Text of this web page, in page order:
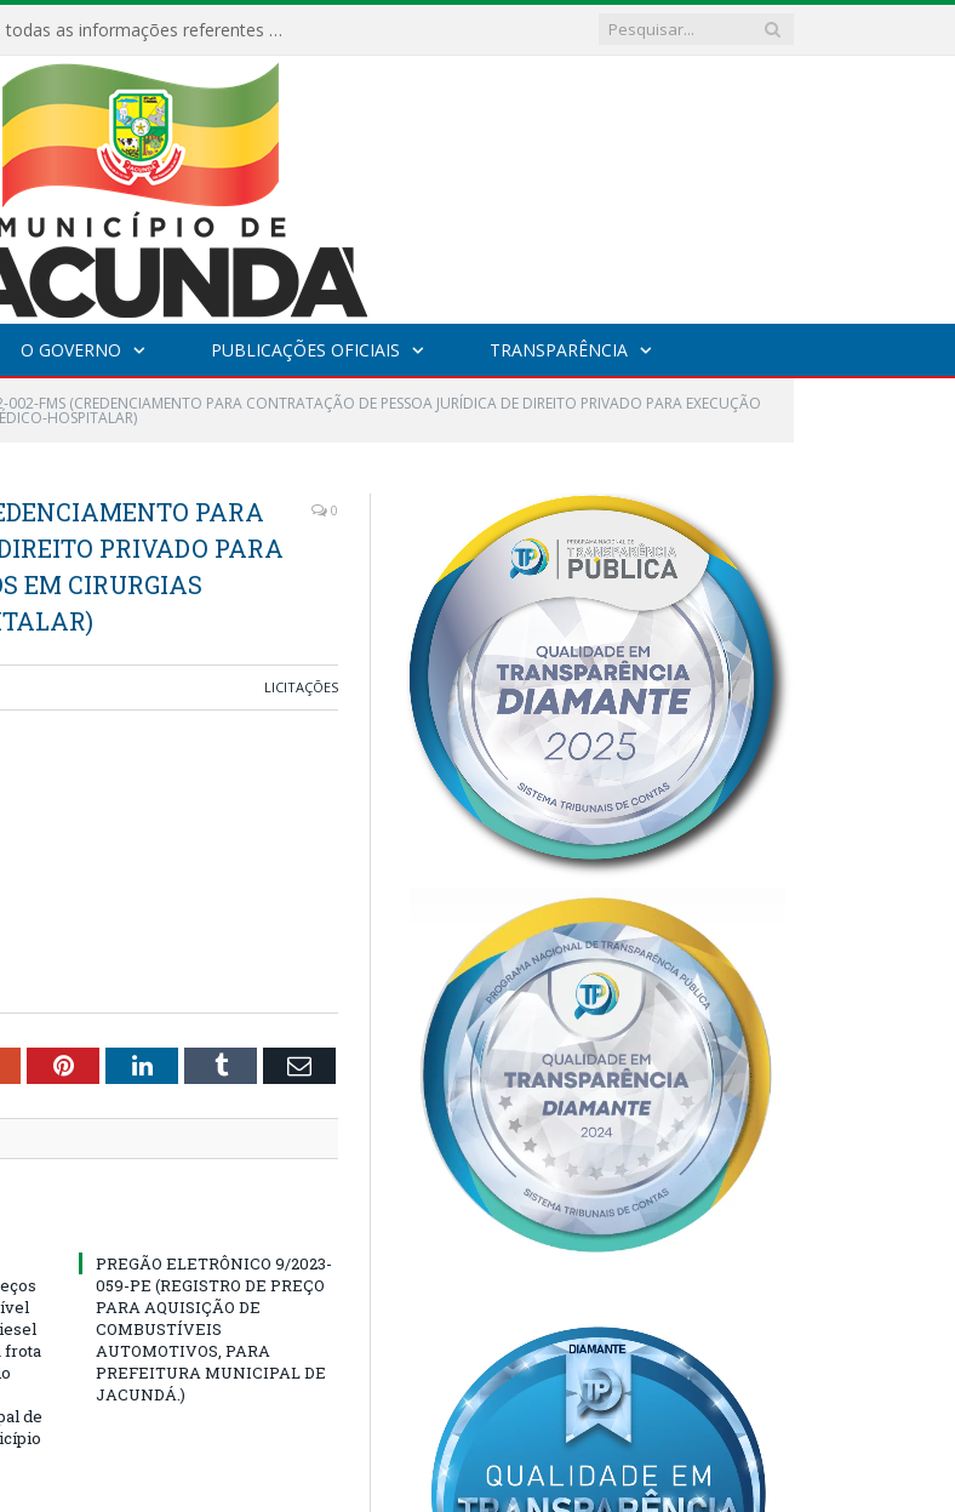
Relatórios Detalhados contendo todas as informações referentes a execução de recursos destinados ao fomento de projetos culturais no Município de Jacundá entre os anos de 2022 ao presente ano de 2026.
O GOVERNO PUBLICAÇÕES OFICIAIS TRANSPARÊNCIA
FMS (CREDENCIAMENTO PARA CONTRATAÇÃO DE PESSOA JURÍDICA DE DIREITO PRIVADO PARA EXECUÇÃO
HOSPITALAR)
PARA
PRIVADO PARA
EM CIRURGIAS
0
LICITAÇÕES
PinterestLinkedInTumblr Email
frota
de
PREGÃO ELETRÔNICO 9/2023-
059-PE (REGISTRO DE PREÇO
PARA AQUISIÇÃO DE
COMBUSTÍVEIS
AUTOMOTIVOS, PARA
PREFEITURA MUNICIPAL DE
JACUNDÁ.)